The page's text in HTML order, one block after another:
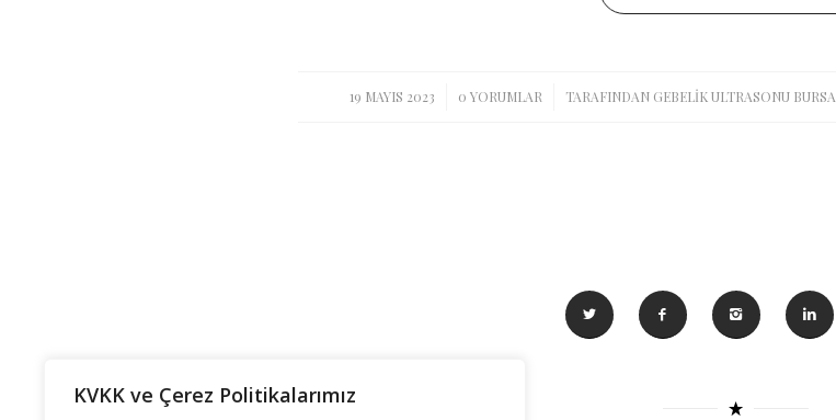
KVKK ve Çerez Politikalarımız
19 MAYIS 2023
/ 0 YORUMLAR
/ TARAFINDAN GEBELIK ULTRASONU BURSA